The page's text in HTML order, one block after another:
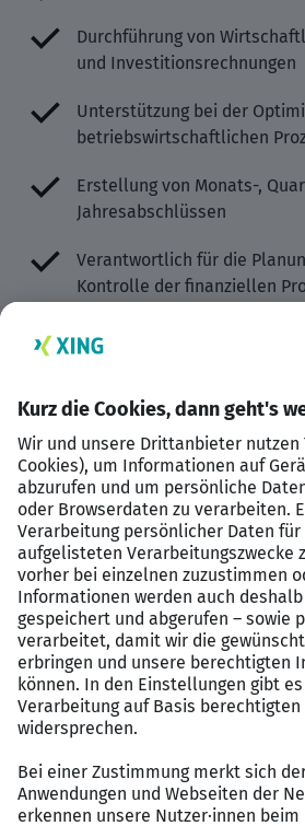
Durchführung von
und Investitionsrechnungen
Unterstützung bei der
betriebswirtschaftlichen
Erstellung von Monats-,
Jahresabschlüssen
Verantwortlich für die
Kontrolle der finanziellen
Analyse der
Management
Erfahrung im
Profil
Abgeschlossenes Studium
Betriebswirtschaftslehre,
Wirtschaftswissenschaften
vergleichbare Ausbildung
Berufserfahrung in der
Sehr gute Kenntnisse in MS
Excel; Erfahrung mit ERP-
Analytisches